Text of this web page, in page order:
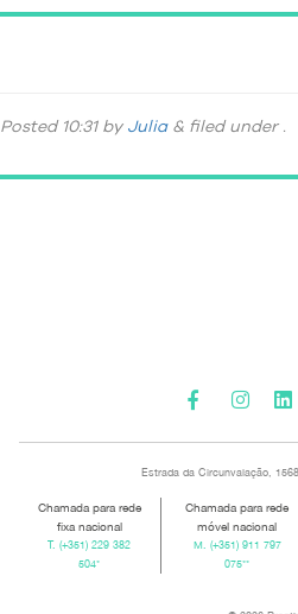
Posted 10:31by Julia & filed under .
Estrada da Circunvalação,
Chamada para rede
fixa nacional
T.(+351) 229 382
504*
Chamada para rede
móvel nacional
M. (+351) 911 797
075**